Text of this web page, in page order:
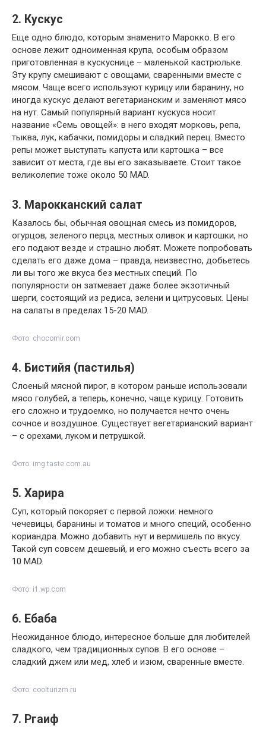
2. Кускус
Еще одно блюдо, которым знаменито Марокко. В его
основе лежит одноименная крупа, особым образом
приготовленная в кускуснице – маленькой кастрюльке.
Эту крупу смешивают с овощами, сваренными вместе с
мясом. Чаще всего используют курицу или баранину, но
иногда кускус делают вегетарианским и заменяют мясо
на нут. Самый популярный вариант кускуса носит
название «Семь овощей»: в него входят морковь, репа,
тыква, лук, кабачки, помидоры и сладкий перец. Вместо
репы может выступать капуста или картошка – все
зависит от места, где вы его заказываете. Стоит такое
великолепие тоже около 50 MAD.
3. Марокканский салат
Казалось бы, обычная овощная смесь из помидоров,
огурцов, зеленого перца, местных оливок и картошки, но
его подают везде и страшно любят. Можете попробовать
сделать его даже дома – правда, неизвестно, добьетесь
ли вы того же вкуса без местных специй. По
популярности он затмевает даже более экзотичный
шерги, состоящий из редиса, зелени и цитрусовых. Цены
на салаты в пределах 15-20 MAD.
Фото: chocomir.com
4. Бистийя (пастилья)
Слоеный мясной пирог, в котором раньше использовали
мясо голубей, а теперь, конечно, чаще курицу. Готовить
его сложно и трудоемко, но получается нечто очень
сочное и воздушное. Существует вегетарианский вариант
– с орехами, луком и петрушкой.
Фото: img.taste.com.au
5. Харира
Суп, который покоряет с первой ложки: немного
чечевицы, баранины и томатов и много специй, особенно
кориандра. Можно добавить нут и вермишель по вкусу.
Такой суп совсем дешевый, и его можно съесть всего за
10 MAD.
Фото: i1.wp.com
6. Ебаба
Неожиданное блюдо, интересное больше для любителей
сладкого, чем традиционных супов. В его основе –
сладкий джем или мед, хлеб и изюм, сваренные вместе.
Фото: coolturizm.ru
7. Ргаиф